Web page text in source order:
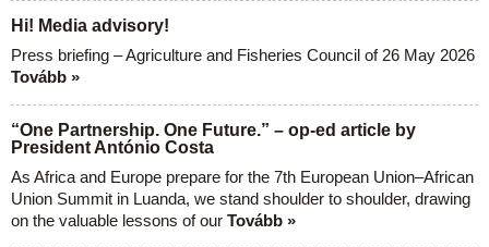
Hi! Media advisory!
Press briefing – Agriculture and Fisheries Council of 26 May 2026
Tovább »
“One Partnership. One Future.” – op-ed article by
President António Costa
As Africa and Europe prepare for the 7th European Union–African
Union Summit in Luanda, we stand shoulder to shoulder, drawing
on the valuable lessons of our Tovább »